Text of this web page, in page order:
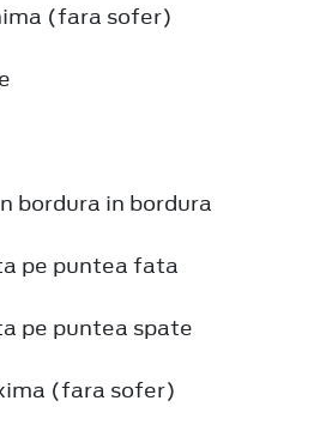
(fara sofer)
bordura in bordura
pe puntea fata
pe puntea spate
(fara sofer)